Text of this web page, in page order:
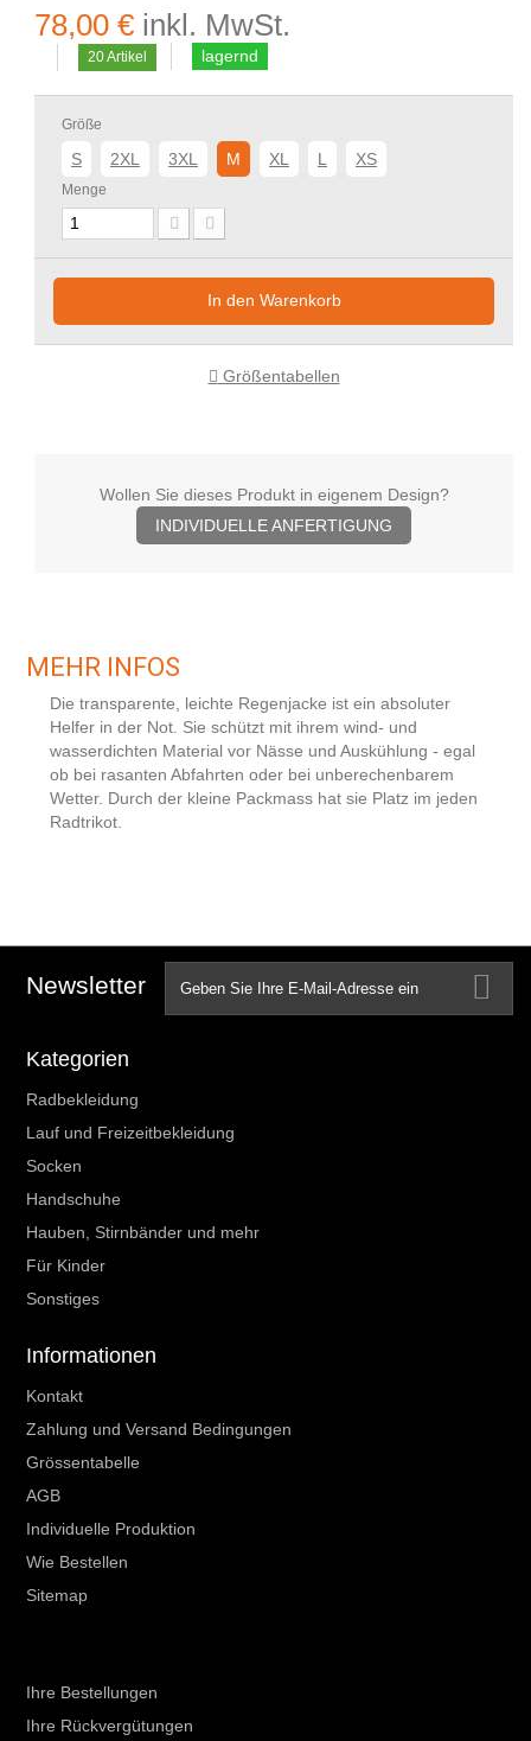
78,00 € inkl. MwSt.
20Artikel lagernd
Größe
S 2XL 3XL M XL L XS
Menge
In den Warenkorb
Größentabellen
Wollen Sie dieses Produkt in eigenem Design?
INDIVIDUELLE ANFERTIGUNG
MEHR INFOS
Die transparente, leichte Regenjacke ist ein absoluter
Helfer in der Not. Sie schützt mit ihrem wind- und
wasserdichten Material vor Nässe und Auskühlung - egal
ob bei rasanten Abfahrten oder bei unberechenbarem
Wetter. Durch der kleine Packmass hat sie Platz im jeden
Radtrikot.
Newsletter
Kategorien
Radbekleidung
Lauf und Freizeitbekleidung
Socken
Handschuhe
Hauben, Stirnbänder und mehr
Für Kinder
Sonstiges
Informationen
Kontakt
Zahlung und Versand Bedingungen
Grössentabelle
AGB
Individuelle Produktion
Wie Bestellen
Sitemap
Ihre Bestellungen
Ihre Rückvergütungen